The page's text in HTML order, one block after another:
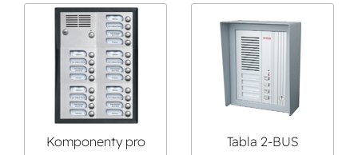
Komponenty pro
Tabla 2-BUS